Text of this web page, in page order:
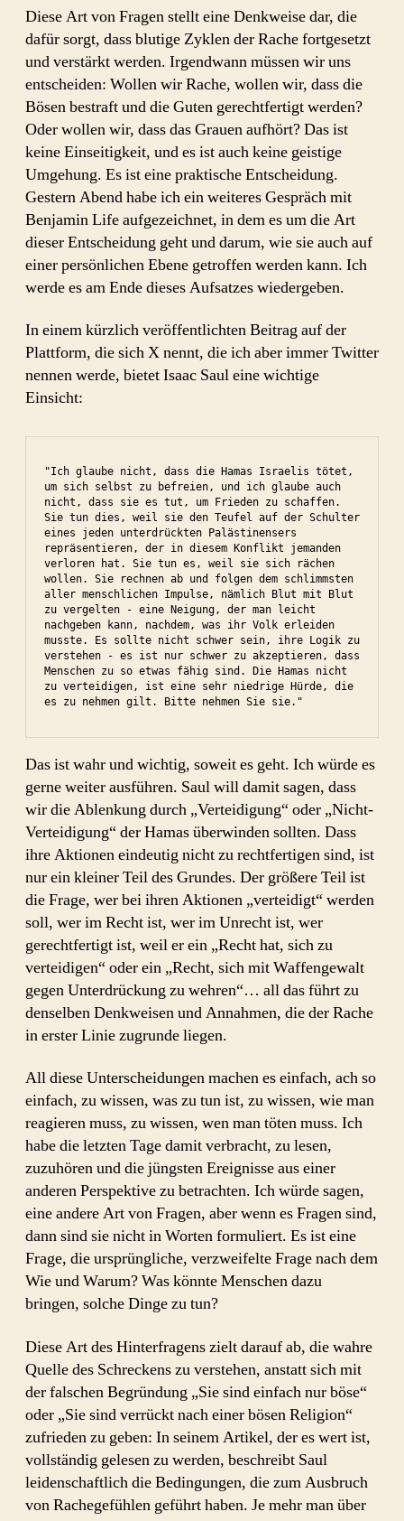
Diese Art von Fragen stellt eine Denkweise dar, die
dafür sorgt, dass blutige Zyklen der Rache fortgesetzt
und verstärkt werden. Irgendwann müssen wir uns
entscheiden: Wollen wir Rache, wollen wir, dass die
Bösen bestraft und die Guten gerechtfertigt werden?
Oder wollen wir, dass das Grauen aufhört? Das ist
keine Einseitigkeit, und es ist auch keine geistige
Umgehung. Es ist eine praktische Entscheidung.
Gestern Abend habe ich ein weiteres Gespräch mit
Benjamin Life aufgezeichnet, in dem es um die Art
dieser Entscheidung geht und darum, wie sie auch auf
einer persönlichen Ebene getroffen werden kann. Ich
werde es am Ende dieses Aufsatzes wiedergeben.
In einem kürzlich veröffentlichten Beitrag auf der
Plattform, die sich X nennt, die ich aber immer Twitter
nennen werde, bietet Isaac Saul eine wichtige
Einsicht:
"Ich glaube nicht, dass die Hamas Israelis tötet,
um sich selbst zu befreien, und ich glaube auch
nicht, dass sie es tut, um Frieden zu schaffen.
Sie tun dies, weil sie den Teufel auf der Schulter
eines jeden unterdrückten Palästinensers
repräsentieren, der in diesem Konflikt jemanden
verloren hat. Sie tun es, weil sie sich rächen
wollen. Sie rechnen ab und folgen dem schlimmsten
aller menschlichen Impulse, nämlich Blut mit Blut
zu vergelten - eine Neigung, der man leicht
nachgeben kann, nachdem, was ihr Volk erleiden
musste. Es sollte nicht schwer sein, ihre Logik zu
verstehen - es ist nur schwer zu akzeptieren, dass
Menschen zu so etwas fähig sind. Die Hamas nicht
zu verteidigen, ist eine sehr niedrige Hürde, die
es zu nehmen gilt. Bitte nehmen Sie sie."
Das ist wahr und wichtig, soweit es geht. Ich würde es
gerne weiter ausführen. Saul will damit sagen, dass
wir die Ablenkung durch „Verteidigung“ oder „Nicht-
Verteidigung“ der Hamas überwinden sollten. Dass
ihre Aktionen eindeutig nicht zu rechtfertigen sind, ist
nur ein kleiner Teil des Grundes. Der größere Teil ist
die Frage, wer bei ihren Aktionen „verteidigt“ werden
soll, wer im Recht ist, wer im Unrecht ist, wer
gerechtfertigt ist, weil er ein „Recht hat, sich zu
verteidigen“ oder ein „Recht, sich mit Waffengewalt
gegen Unterdrückung zu wehren“… all das führt zu
denselben Denkweisen und Annahmen, die der Rache
in erster Linie zugrunde liegen.
All diese Unterscheidungen machen es einfach, ach so
einfach, zu wissen, was zu tun ist, zu wissen, wie man
reagieren muss, zu wissen, wen man töten muss. Ich
habe die letzten Tage damit verbracht, zu lesen,
zuzuhören und die jüngsten Ereignisse aus einer
anderen Perspektive zu betrachten. Ich würde sagen,
eine andere Art von Fragen, aber wenn es Fragen sind,
dann sind sie nicht in Worten formuliert. Es ist eine
Frage, die ursprüngliche, verzweifelte Frage nach dem
Wie und Warum? Was könnte Menschen dazu
bringen, solche Dinge zu tun?
Diese Art des Hinterfragens zielt darauf ab, die wahre
Quelle des Schreckens zu verstehen, anstatt sich mit
der falschen Begründung „Sie sind einfach nur böse“
oder „Sie sind verrückt nach einer bösen Religion“
zufrieden zu geben: In seinem Artikel, der es wert ist,
vollständig gelesen zu werden, beschreibt Saul
leidenschaftlich die Bedingungen, die zum Ausbruch
von Rachegefühlen geführt haben. Je mehr man über